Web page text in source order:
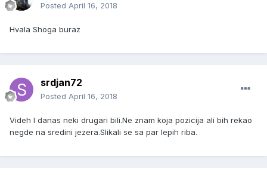
Posted April 16, 2018
Hvala Shoga buraz
srdjan72
Posted April 16, 2018
Videh I danas neki drugari bili.Ne znam koja pozicija ali bih rekao
negde na sredini jezera.Slikali se sa par lepih riba.